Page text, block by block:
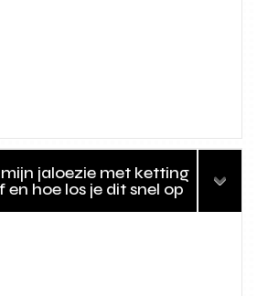
jaloezie met ketting
hoe los je dit snel op